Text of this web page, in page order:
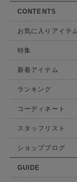
CONTENTS
お気に入りアイテ
特集
新着アイテム
ランキング
コーディネート
スタッフリスト
ショップブログ
GUIDE